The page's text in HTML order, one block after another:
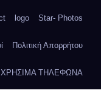
logo Star- Photos
Πολιτική Απορρήτου
ΧΡΗΣΙΜΑ ΤΗΛΕΦΩΝΑ